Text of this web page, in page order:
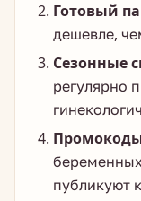
Готовый
дешевле,
Сезонные
регулярно
публикуют